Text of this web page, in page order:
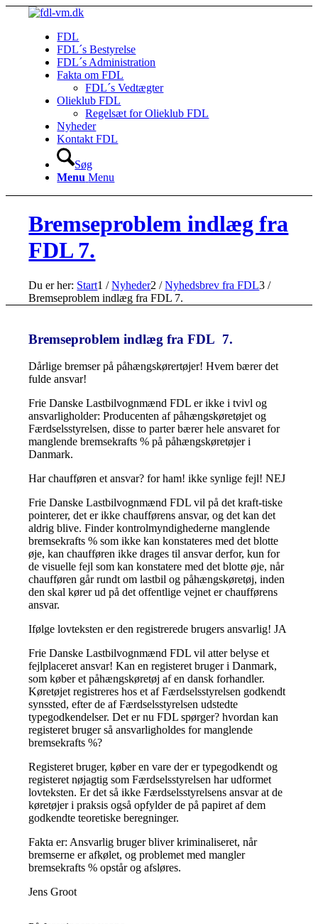
FDL
FDL´s Bestyrelse
FDL´s Administration
Fakta om FDL
FDL´s Vedtægter
Olieklub FDL
Regelsæt for Olieklub FDL
Nyheder
Kontakt FDL
Søg
Menu Menu
Bremseproblem indlæg fra
FDL 7.
Du er her: Start1 / Nyheder2 / Nyhedsbrev fra FDL3 /
Bremseproblem indlæg fra FDL 7.
Bremseproblem indlæg fra FDL 7.
Dårlige bremser på påhængskørertøjer! Hvem bærer det
fulde ansvar!
Frie Danske Lastbilvognmænd FDL er ikke i tvivl og
ansvarligholder: Producenten af påhængskøretøjet og
Færdselsstyrelsen, disse to parter bærer hele ansvaret for
manglende bremsekrafts % på påhængskøretøjer i
Danmark.
Har chaufføren et ansvar? for ham! ikke synlige fejl! NEJ
Frie Danske Lastbilvognmænd FDL vil på det kraft-tiske
pointerer, det er ikke chaufførens ansvar, og det kan det
aldrig blive. Finder kontrolmyndighederne manglende
bremsekrafts % som ikke kan konstateres med det blotte
øje, kan chaufføren ikke drages til ansvar derfor, kun for
de visuelle fejl som kan konstatere med det blotte øje, når
chaufføren går rundt om lastbil og påhængskøretøj, inden
den skal kører ud på det offentlige vejnet er chaufførens
ansvar.
Ifølge lovteksten er den registrerede brugers ansvarlig! JA
Frie Danske Lastbilvognmænd FDL vil atter belyse et
fejlplaceret ansvar! Kan en registeret bruger i Danmark,
som køber et påhængskøretøj af en dansk forhandler.
Køretøjet registreres hos et af Færdselsstyrelsen godkendt
synssted, efter de af Færdselsstyrelsen udstedte
typegodkendelser. Det er nu FDL spørger? hvordan kan
registeret bruger så ansvarligholdes for manglende
bremsekrafts %?
Registeret bruger, køber en vare der er typegodkendt og
registeret nøjagtig som Færdselsstyrelsen har udformet
lovteksten. Er det så ikke Færdselsstyrelsens ansvar at de
køretøjer i praksis også opfylder de på papiret af dem
godkendte teoretiske beregninger.
Fakta er: Ansvarlig bruger bliver kriminaliseret, når
bremserne er afkølet, og problemet med mangler
bremsekrafts % opstår og afsløres.
Jens Groot